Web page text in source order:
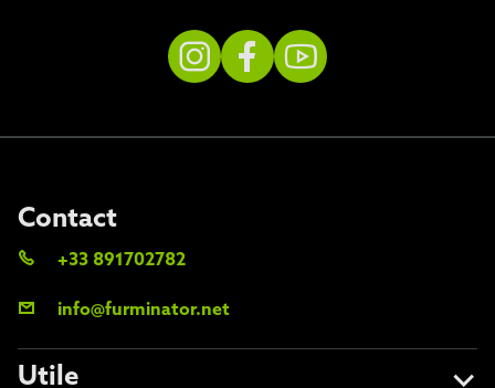
Utile
Contact
+33 891702782
info@furminator.net